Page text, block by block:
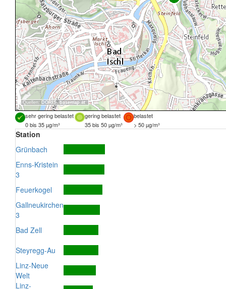
Quellen: DORIS, basemap.at
sehr gering belastet gering belastet
belastet
0 bis 35 µg/m³
35 bis 50 µg/m³ > 50 µg/m³
Station
Grünbach
Enns-Kristein
3
Feuerkogel
Gallneukirchen
3
Bad Zell
Steyregg-Au
Linz-Neue
Welt
Linz-